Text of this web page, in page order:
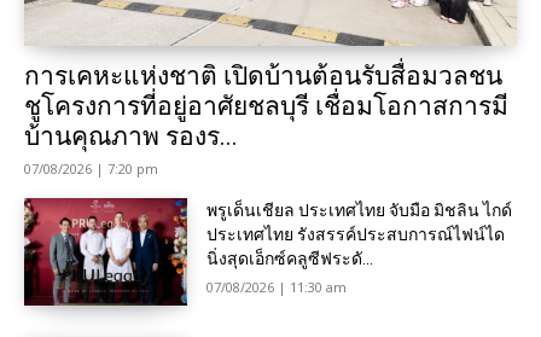
การเคหะแห่งชาติ เปิดบ้านต้อนรับสื่อมวลชน
ชูโครงการที่อยู่อาศัยชลบุรี เชื่อมโอกาสการมี
บ้านคุณภาพ รองร...
07/08/2026 | 7:20 pm
พรูเด็นเชียล ประเทศไทย จับมือ มิชลิน ไกด์
ประเทศไทย รังสรรค์ประสบการณ์ไฟน์ได
นิ่งสุดเอ็กซ์คลูซีฟระดั...
07/08/2026 | 11:30 am